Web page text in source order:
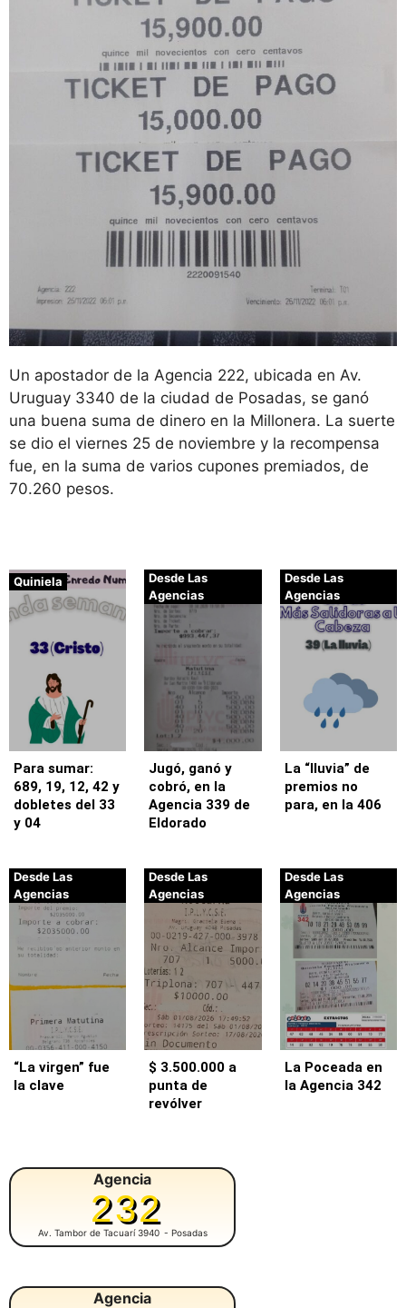
Un apostador de la Agencia 222, ubicada en Av.
Uruguay 3340 de la ciudad de Posadas, se ganó
una buena suma de dinero en la Millonera. La suerte
se dio el viernes 25 de noviembre y la recompensa
fue, en la suma de varios cupones premiados, de
70.260 pesos.
Quiniela
Para sumar:
689, 19, 12, 42 y
dobletes del 33
y 04
Desde Las
Agencias
Jugó, ganó y
cobró, en la
Agencia 339 de
Eldorado
Desde Las
Agencias
La “lluvia” de
premios no
para, en la 406
Desde Las
Agencias
“La virgen” fue
la clave
Desde Las
Agencias
$ 3.500.000 a
punta de
revólver
Desde Las
Agencias
La Poceada en
la Agencia 342
Agencia
232
Av. Tambor de Tacuarí 3940 - Posadas
Agencia